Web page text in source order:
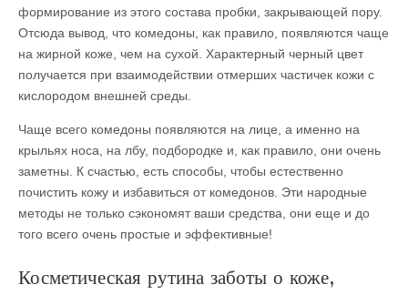
формирование из этого состава пробки, закрывающей пору.
Отсюда вывод, что комедоны, как правило, появляются чаще
на жирной коже, чем на сухой. Характерный черный цвет
получается при взаимодействии отмерших частичек кожи с
кислородом внешней среды.
Чаще всего комедоны появляются на лице, а именно на
крыльях носа, на лбу, подбородке и, как правило, они очень
заметны. К счастью, есть способы, чтобы естественно
почистить кожу и избавиться от комедонов. Эти народные
методы не только сэкономят ваши средства, они еще и до
того всего очень простые и эффективные!
Косметическая рутина заботы о коже,